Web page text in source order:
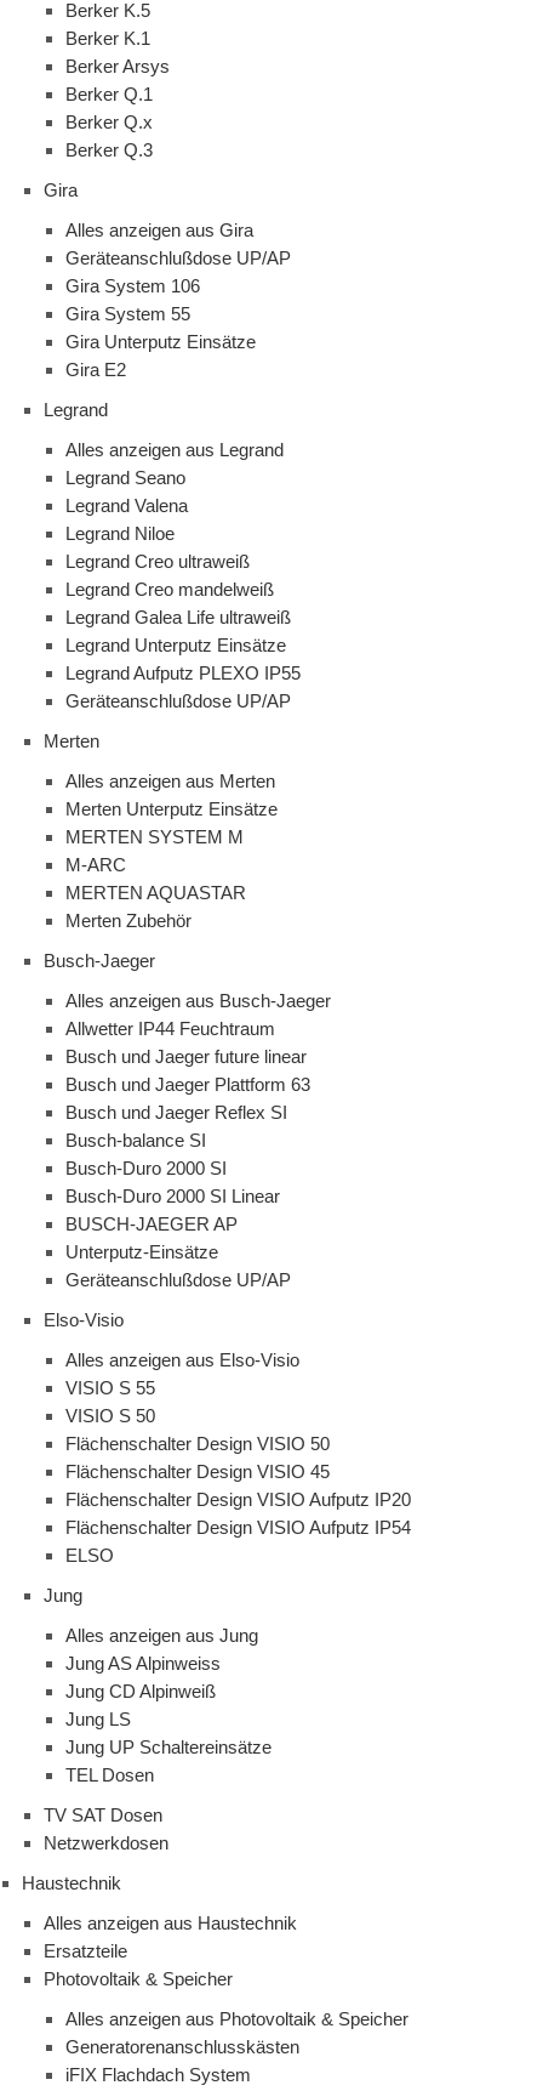
Berker K.5
Berker K.1
Berker Arsys
Berker Q.1
Berker Q.x
Berker Q.3
Gira
Alles anzeigen aus Gira
Geräteanschlußdose UP/AP
Gira System 106
Gira System 55
Gira Unterputz Einsätze
Gira E2
Legrand
Alles anzeigen aus Legrand
Legrand Seano
Legrand Valena
Legrand Niloe
Legrand Creo ultraweiß
Legrand Creo mandelweiß
Legrand Galea Life ultraweiß
Legrand Unterputz Einsätze
Legrand Aufputz PLEXO IP55
Geräteanschlußdose UP/AP
Merten
Alles anzeigen aus Merten
Merten Unterputz Einsätze
MERTEN SYSTEM M
M-ARC
MERTEN AQUASTAR
Merten Zubehör
Busch-Jaeger
Alles anzeigen aus Busch-Jaeger
Allwetter IP44 Feuchtraum
Busch und Jaeger future linear
Busch und Jaeger Plattform 63
Busch und Jaeger Reflex SI
Busch-balance SI
Busch-Duro 2000 SI
Busch-Duro 2000 SI Linear
BUSCH-JAEGER AP
Unterputz-Einsätze
Geräteanschlußdose UP/AP
Elso-Visio
Alles anzeigen aus Elso-Visio
VISIO S 55
VISIO S 50
Flächenschalter Design VISIO 50
Flächenschalter Design VISIO 45
Flächenschalter Design VISIO Aufputz IP20
Flächenschalter Design VISIO Aufputz IP54
ELSO
Jung
Alles anzeigen aus Jung
Jung AS Alpinweiss
Jung CD Alpinweiß
Jung LS
Jung UP Schaltereinsätze
TEL Dosen
TV SAT Dosen
Netzwerkdosen
Haustechnik
Alles anzeigen aus Haustechnik
Ersatzteile
Photovoltaik & Speicher
Alles anzeigen aus Photovoltaik & Speicher
Generatorenanschlusskästen
iFIX Flachdach System